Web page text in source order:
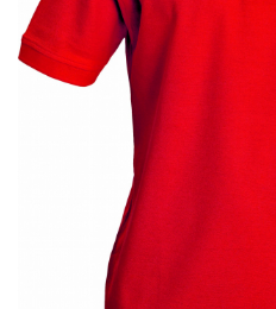
UNICA FOLOSINTA
VESTE